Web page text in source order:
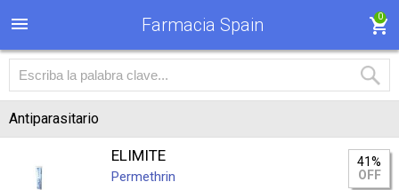
Farmacia Spain 0
Antiparasitario
ELIMITE
Permethrin
41%
OFF